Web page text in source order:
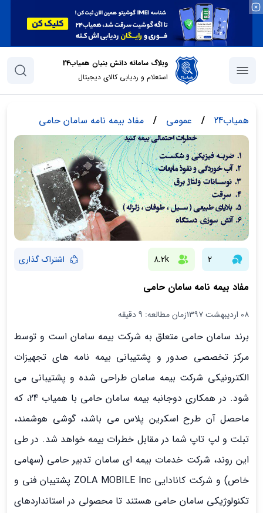
وبلاگ سامانه دانش بنیان همیاب24
استعلام و ردیابی کالای دیجیتال
همیاب24 / عمومی / مفاد بیمه نامه سامان حامی
2
8.2k اشتراک گذاری
مفاد بیمه نامه سامان حامی
۰۸ اردیبهشت ۱۳۹۷ زمان مطالعه: 9 دقیقه
برند سامان حامی متعلق به شرکت بیمه سامان است و توسط
مرکز تخصصی صدور و پشتیبانی بیمه نامه های تجهیزات
الکترونیکی شرکت بیمه سامان طراحی شده و پشتیبانی می
شود. در همکاری دوجانبه بیمه سامان حامی با همیاب 24، که
ماحصل آن طرح اسکرین پلاس می باشد، گوشی هوشمند،
تبلت و لپ تاپ شما در مقابل خطرات بیمه خواهد شد. در طی
این روند، شرکت خدمات بیمه ای سامان تدبیر حامی (سهامی
خاص) و شرکت کانادایی ZOLA MOBILE Inc پشتیبان فنی و
تکنولوژیکی سامان حامی هستند تا محصولی در استانداردهای